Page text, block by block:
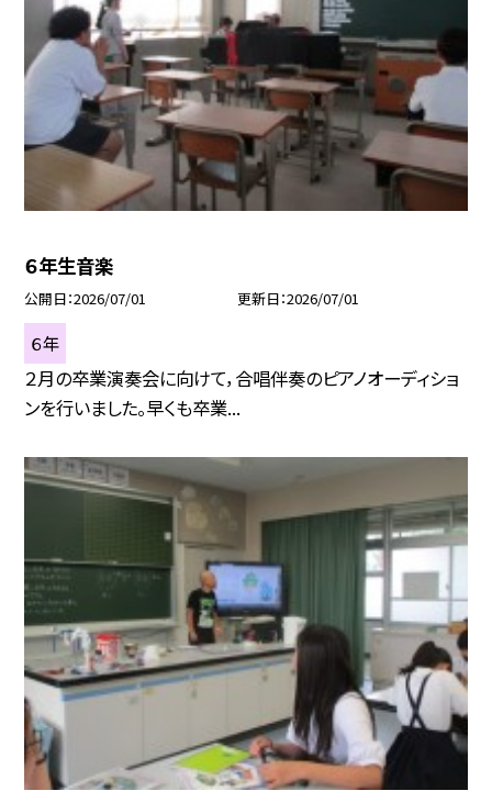
６年生音楽
公開日 2026/07/01 更新日 2026/07/01
６年
２月の卒業演奏会に向けて，合唱伴奏のピアノオーディショ
ンを行いました。早くも卒業...